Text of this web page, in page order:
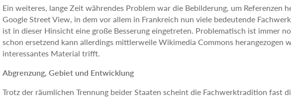
Ein weiteres, lange Zeit währendes Problem war die Bebilderung, um Referenzen
Google Street View, in dem vor allem in Frankreich nun viele bedeutende
ist in dieser Hinsicht eine große Besserung eingetreten. Problematisch ist immer
schon ersetzend kann allerdings mittlerweile Wikimedia Commons herangezogen
interessantes Material trifft.
Abgrenzung, Gebiet und Entwicklung
Trotz der räumlichen Trennung beider Staaten scheint die Fachwerktradition fast